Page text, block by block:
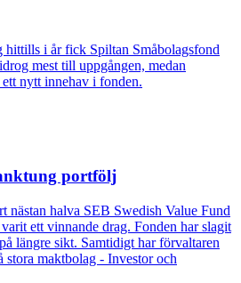
hittills i år fick Spiltan Småbolagsfond
mest till uppgången, medan
nytt innehav i fonden.
portfölj
nästan halva SEB Swedish Value Fund
ett vinnande drag. Fonden har slagit
längre sikt. Samtidigt har förvaltaren
stora maktbolag - Investor och